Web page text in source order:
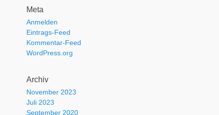
Meta
Anmelden
Eintrags-Feed
Kommentar-Feed
WordPress.org
Archiv
November 2023
Juli 2023
September 2020